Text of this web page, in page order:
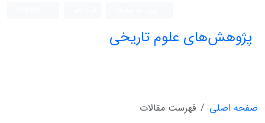
پژوهش‌های علوم تاریخی
صفحه اصلی
فهرست مقالات